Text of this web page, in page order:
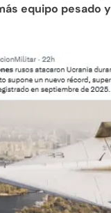
equipo pesado